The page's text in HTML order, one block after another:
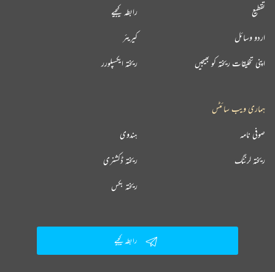
تقطیع
اردو وسائل
اپنی تخلیقات ریختہ کو بھیجیں
رابطہ کیجیے
کیریئر
ریختہ ایکسپلورر
ہماری ویب سائٹس
ہندوی صوفی نامہ
ریختہ ڈکشنری ریختہ لرننگ
ریختہ بکس
رابطہ کیجیے